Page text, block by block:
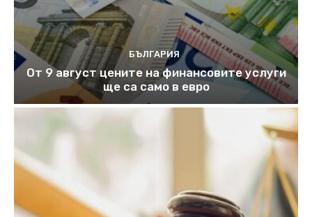
БЪЛГАРИЯ
От 9 август цените на финансовите услуги
ще са само в евро